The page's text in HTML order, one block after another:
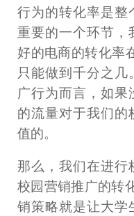
行为的转化率是整
重要的一个环节，
好的电商的转化率
只能做到千分之几
广行为而言，如果
的流量对于我们的
值的。
那么，我们在进行
校园营销推广的转
销策略就是让大学